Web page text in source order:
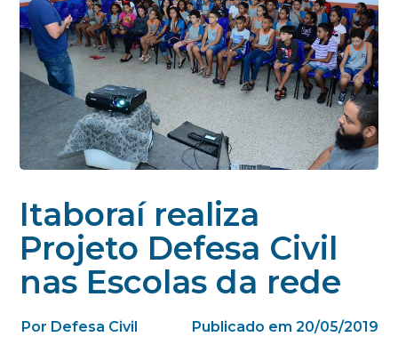
Itaboraí realiza
Projeto Defesa Civil
nas Escolas da rede
Por Defesa Civil Publicado em 20/05/2019